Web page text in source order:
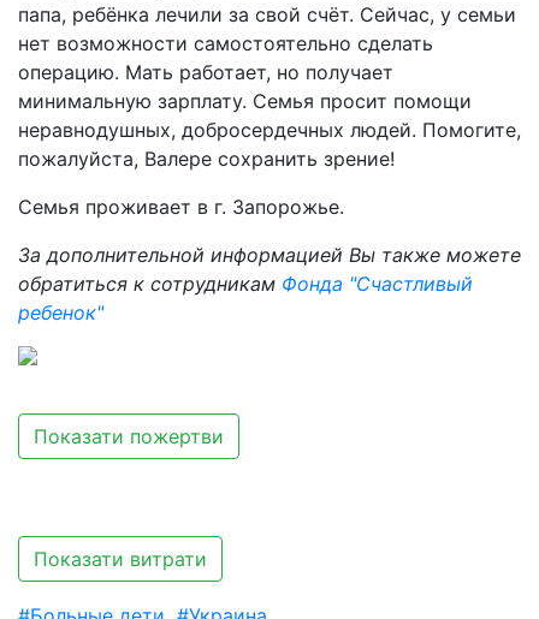
папа, ребёнка лечили за свой счёт. Сейчас, у семьи
нет возможности самостоятельно сделать
операцию. Мать работает, но получает
минимальную зарплату. Семья просит помощи
неравнодушных, добросердечных людей. Помогите,
пожалуйста, Валере сохранить зрение!
Семья проживает в г. Запорожье.
За дополнительной информацией Вы также можете
обратиться к сотрудникам Фонда "Счастливый
ребенок"
Показати пожертви
Показати витрати